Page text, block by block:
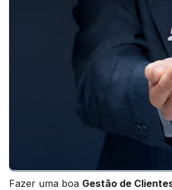
Fazer uma boa Gestão de